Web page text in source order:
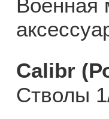
Военная
Calibr
Стволы